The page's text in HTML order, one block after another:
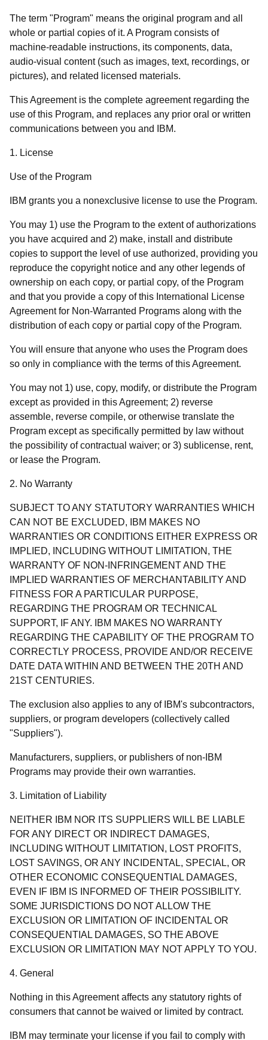
The term "Program" means the original program and all
whole or partial copies of it. A Program consists of
machine-readable instructions, its components, data,
audio-visual content (such as images, text, recordings, or
pictures), and related licensed materials.
This Agreement is the complete agreement regarding the
use of this Program, and replaces any prior oral or written
communications between you and IBM.
1. License
Use of the Program
IBM grants you a nonexclusive license to use the Program.
You may 1) use the Program to the extent of authorizations
you have acquired and 2) make, install and distribute
copies to support the level of use authorized, providing you
reproduce the copyright notice and any other legends of
ownership on each copy, or partial copy, of the Program
and that you provide a copy of this International License
Agreement for Non-Warranted Programs along with the
distribution of each copy or partial copy of the Program.
You will ensure that anyone who uses the Program does
so only in compliance with the terms of this Agreement.
You may not 1) use, copy, modify, or distribute the Program
except as provided in this Agreement; 2) reverse
assemble, reverse compile, or otherwise translate the
Program except as specifically permitted by law without
the possibility of contractual waiver; or 3) sublicense, rent,
or lease the Program.
2. No Warranty
SUBJECT TO ANY STATUTORY WARRANTIES WHICH
CAN NOT BE EXCLUDED, IBM MAKES NO
WARRANTIES OR CONDITIONS EITHER EXPRESS OR
IMPLIED, INCLUDING WITHOUT LIMITATION, THE
WARRANTY OF NON-INFRINGEMENT AND THE
IMPLIED WARRANTIES OF MERCHANTABILITY AND
FITNESS FOR A PARTICULAR PURPOSE,
REGARDING THE PROGRAM OR TECHNICAL
SUPPORT, IF ANY. IBM MAKES NO WARRANTY
REGARDING THE CAPABILITY OF THE PROGRAM TO
CORRECTLY PROCESS, PROVIDE AND/OR RECEIVE
DATE DATA WITHIN AND BETWEEN THE 20TH AND
21ST CENTURIES.
The exclusion also applies to any of IBM's subcontractors,
suppliers, or program developers (collectively called
"Suppliers").
Manufacturers, suppliers, or publishers of non-IBM
Programs may provide their own warranties.
3. Limitation of Liability
NEITHER IBM NOR ITS SUPPLIERS WILL BE LIABLE
FOR ANY DIRECT OR INDIRECT DAMAGES,
INCLUDING WITHOUT LIMITATION, LOST PROFITS,
LOST SAVINGS, OR ANY INCIDENTAL, SPECIAL, OR
OTHER ECONOMIC CONSEQUENTIAL DAMAGES,
EVEN IF IBM IS INFORMED OF THEIR POSSIBILITY.
SOME JURISDICTIONS DO NOT ALLOW THE
EXCLUSION OR LIMITATION OF INCIDENTAL OR
CONSEQUENTIAL DAMAGES, SO THE ABOVE
EXCLUSION OR LIMITATION MAY NOT APPLY TO YOU.
4. General
Nothing in this Agreement affects any statutory rights of
consumers that cannot be waived or limited by contract.
IBM may terminate your license if you fail to comply with